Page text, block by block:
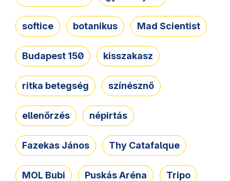
softice botanikus Mad Scientist
Budapest 150 kisszakasz
ritka betegség színésznő
ellenőrzés népirtás
Fazekas János Thy Catafalque
MOL Bubi Puskás Aréna Tripo